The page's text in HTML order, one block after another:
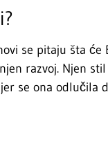
se pitaju šta će
razvoj. Njen
se ona odlučila